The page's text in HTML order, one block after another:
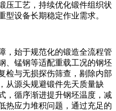
压工艺，持续优化锻件组织状
型设备长期稳定作业需求。
，始于规范化的锻造全流程管
、锰钢等适配重载工况的钢坯
检与无损探伤筛查，剔除内部
从源头规避锻件先天质量缺
，循序渐进提升钢坯温度，减
热应力堆积问题，通过充足的